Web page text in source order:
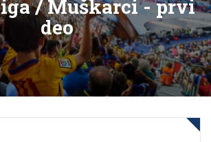
/ Muškarci - prvi
deo